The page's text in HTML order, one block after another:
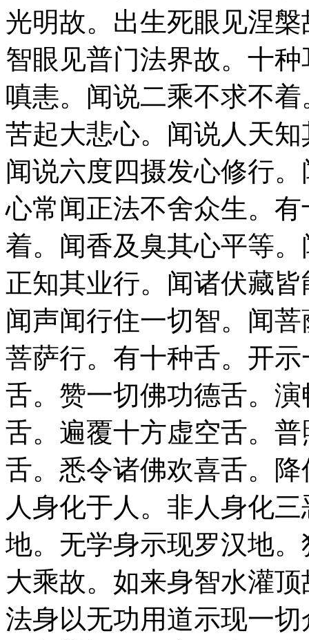
光明故。出生死眼见涅
智眼见普门法界故。十
嗔恚。闻说二乘不求不
苦起大悲心。闻说人天
闻说六度四摄发心修行
心常闻正法不舍众生。
着。闻香及臭其心平等
正知其业行。闻诸伏藏
闻声闻行住一切智。闻
菩萨行。有十种舌。开
舌。赞一切佛功德舌。
舌。遍覆十方虚空舌。
舌。悉令诸佛欢喜舌。
人身化于人。非人身化
地。无学身示现罗汉地
大乘故。如来身智水灌
法身以无功用道示现一